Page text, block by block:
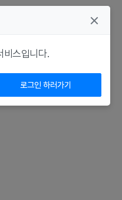
비스입니다.
로그인 하러가기